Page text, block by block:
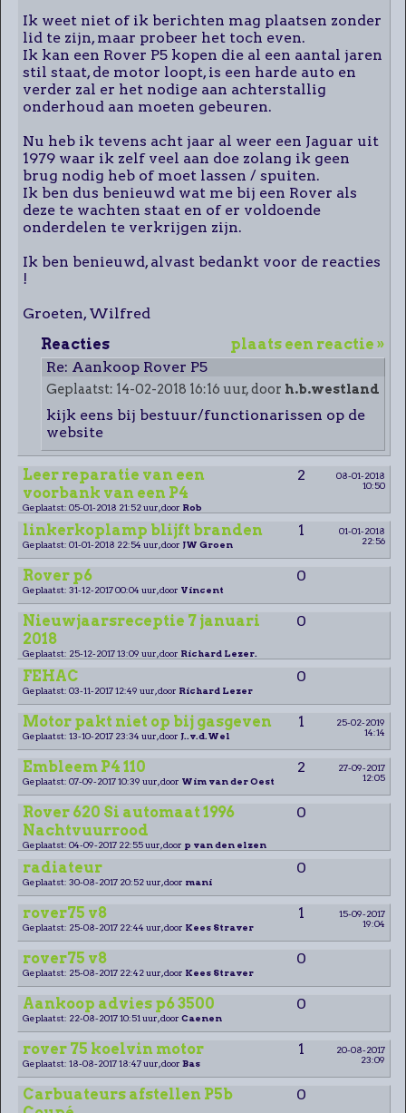
Ik weet niet of ik berichten mag plaatsen zonder
lid te zijn, maar probeer het toch even.
Ik kan een Rover P5 kopen die al een aantal jaren
stil staat, de motor loopt, is een harde auto en
verder zal er het nodige aan achterstallig
onderhoud aan moeten gebeuren.
Nu heb ik tevens acht jaar al weer een Jaguar uit
1979 waar ik zelf veel aan doe zolang ik geen
brug nodig heb of moet lassen / spuiten.
Ik ben dus benieuwd wat me bij een Rover als
deze te wachten staat en of er voldoende
onderdelen te verkrijgen zijn.
Ik ben benieuwd, alvast bedankt voor de reacties
!
Groeten, Wilfred
plaats een reactie »
Reacties
Re: Aankoop Rover P5
Geplaatst: 14-02-2018 16:16 uur, door h.b.westland
kijk eens bij bestuur/functionarissen op de
website
Leer reparatie van een
voorbank van een P4
2
08-01-2018
10:50
Geplaatst: 05-01-2018 21:52 uur, door Rob
linkerkoplamp blijft branden 1
01-01-2018
22:56
Geplaatst: 01-01-2018 22:54 uur, door JW Groen
Rover p6 0
Geplaatst: 31-12-2017 00:04 uur, door Vincent
Nieuwjaarsreceptie 7 januari
2018
0
Geplaatst: 25-12-2017 13:09 uur, door Richard Lezer.
FEHAC 0
Geplaatst: 03-11-2017 12:49 uur, door Richard Lezer
Motor pakt niet op bij gasgeven 1
25-02-2019
14:14
Geplaatst: 13-10-2017 23:34 uur, door J..v.d.Wel
Embleem P4 110 2
27-09-2017
12:05
Geplaatst: 07-09-2017 10:39 uur, door Wim van der Oest
Rover 620 Si automaat 1996
Nachtvuurrood
0
Geplaatst: 04-09-2017 22:55 uur, door p van den elzen
radiateur 0
Geplaatst: 30-08-2017 20:52 uur, door mani
rover75 v8 1
15-09-2017
19:04
Geplaatst: 25-08-2017 22:44 uur, door Kees Straver
rover75 v8 0
Geplaatst: 25-08-2017 22:42 uur, door Kees Straver
Aankoop advies p6 3500 0
Geplaatst: 22-08-2017 10:51 uur, door Caenen
rover 75 koelvin motor 1
20-08-2017
23:09
Geplaatst: 18-08-2017 18:47 uur, door Bas
Carbuateurs afstellen P5b
0